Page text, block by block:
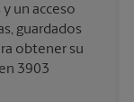
un acceso
guardados
obtener su
3903